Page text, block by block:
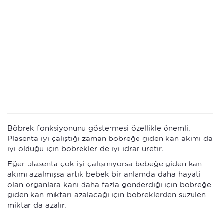
Böbrek fonksiyonunu göstermesi özellikle önemli.
Plasenta iyi çalıştığı zaman böbreğe giden kan akımı da
iyi olduğu için böbrekler de iyi idrar üretir.
Eğer plasenta çok iyi çalışmıyorsa bebeğe giden kan
akımı azalmışsa artık bebek bir anlamda daha hayati
olan organlara kanı daha fazla gönderdiği için böbreğe
giden kan miktarı azalacağı için böbreklerden süzülen
miktar da azalır.